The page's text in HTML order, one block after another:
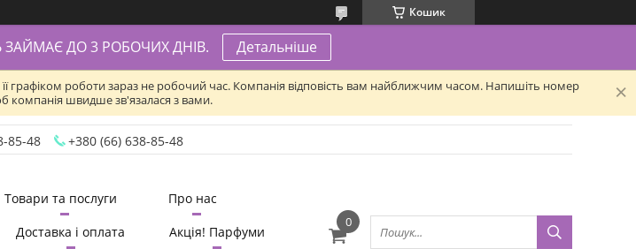
Кошик
ДО 3 РОБОЧИХ ДНІВ. Детальніше
графіком роботи зараз не робочий час. Компанія відповість вам найближчим часом. Напишіть номер
компанія швидше зв'язалася з вами.
85-48 +380 (66) 638-85-48
Товари та послуги
Про нас
Доставка і оплата
Акція! Парфуми